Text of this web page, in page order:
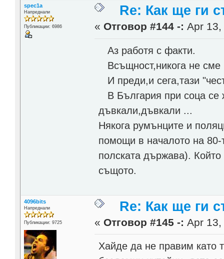
spec1a
Напреднали
Публикации: 6986
Re: Как ще ги
« Отговор #144 -: Apr
Аз работя с факти.
Всъщност,никога не сме
И преди,и сега,тази
В България при соца се
дъвкали,дъвкали ...
Някога румънците и
помощи в началото на
полската държава).
същото.
4096bits
Напреднали
Публикации: 9725
Re: Как ще ги
« Отговор #145 -: Apr
Хайде да не правим като